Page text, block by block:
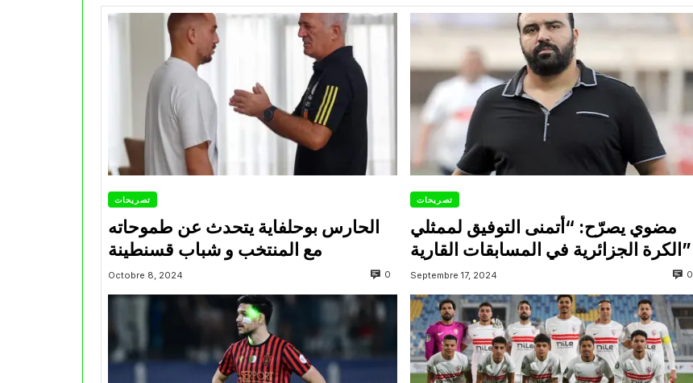
تصريحات
الحارس بوحلفاية يتحدث عن طموحاته
مع المنتخب و شباب قسنطينة
Octobre 8, 2024 0
تصريحات
مضوي يصرّح: “أتمنى التوفيق لممثلي
الكرة الجزائرية في المسابقات القارية”
Septembre 17, 2024 0